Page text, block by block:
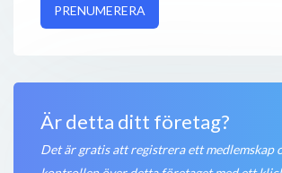
PRENUMERERA
Är detta ditt företag?
Det är gratis att registrera ett medlemskap